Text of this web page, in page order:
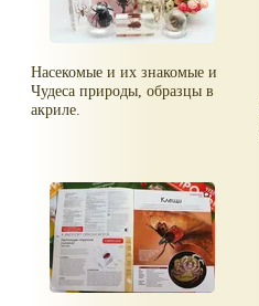
Насекомые и их знакомые и
Чудеса природы, образцы в
акриле.